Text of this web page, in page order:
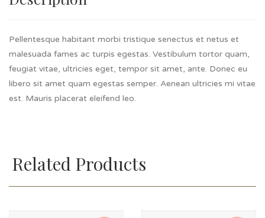
Pellentesque habitant morbi tristique senectus et netus et
malesuada fames ac turpis egestas. Vestibulum tortor quam,
feugiat vitae, ultricies eget, tempor sit amet, ante. Donec eu
libero sit amet quam egestas semper. Aenean ultricies mi vitae
est. Mauris placerat eleifend leo.
Related Products